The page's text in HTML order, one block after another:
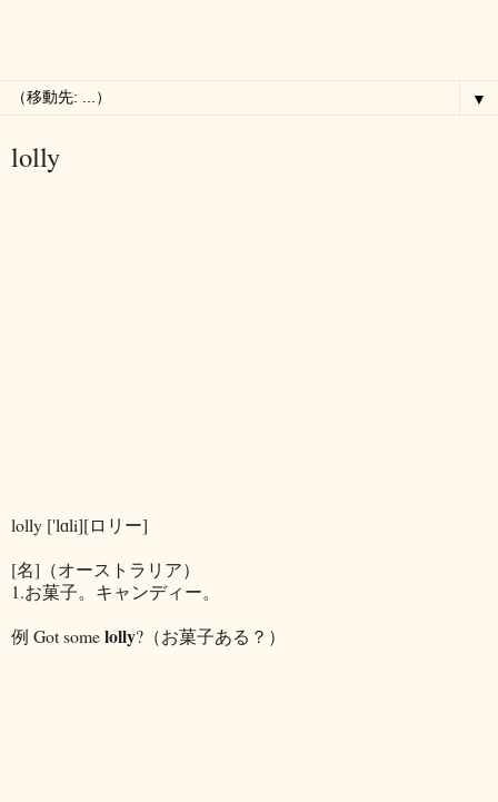
▼
lolly
lolly ['lɑli][ロリー]
[名]（オーストラリア）
1.お菓子。キャンディー。
例 Got somelolly?（お菓子ある？）